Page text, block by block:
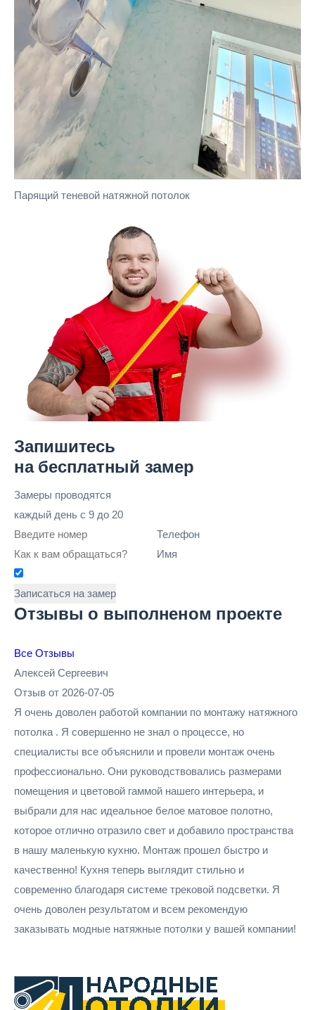
Парящий теневой натяжной потолок
Запишитесь
на бесплатный замер
Замеры проводятся
каждый день с 9 до 20
Телефон
Имя
Записаться на замер
Отзывы о выполненом проекте
Все Отзывы
Алексей Сергеевич
Отзыв от 2026-07-05
Я очень доволен работой компании по монтажу натяжного
потолка . Я совершенно не знал о процессе, но
специалисты все объяснили и провели монтаж очень
профессионально. Они руководствовались размерами
помещения и цветовой гаммой нашего интерьера, и
выбрали для нас идеальное белое матовое полотно,
которое отлично отразило свет и добавило пространства
в нашу маленькую кухню. Монтаж прошел быстро и
качественно! Кухня теперь выглядит стильно и
современно благодаря системе трековой подсветки. Я
очень доволен результатом и всем рекомендую
заказывать модные натяжные потолки у вашей компании!